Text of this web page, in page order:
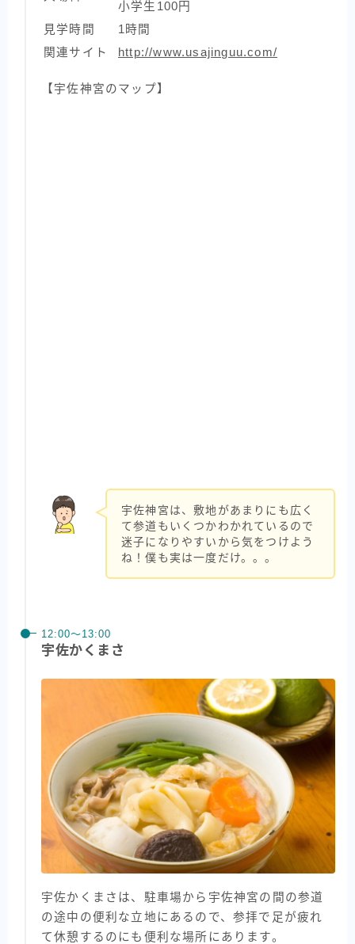
小学生100円
見学時間
1時間
関連サイト
http://www.usajinguu.com/
【宇佐神宮のマップ】
宇佐神宮は、敷地があまりにも広く
て参道もいくつかわかれているので
迷子になりやすいから気をつけよう
ね！僕も実は一度だけ。。。
12:00〜13:00
宇佐かくまさ
宇佐かくまさは、駐車場から宇佐神宮の間の参道
の途中の便利な立地にあるので、参拝で足が疲れ
て休憩するのにも便利な場所にあります。